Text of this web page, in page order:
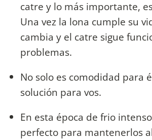
catre y lo más importante,
Una vez la lona cumple su
cambia y el catre sigue
problemas.
No solo es comodidad para
solución para vos.
En esta época de frio
perfecto para mantenerlos